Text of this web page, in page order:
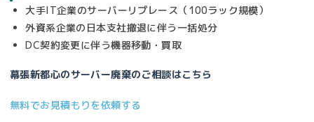
大手IT企業のサーバーリプレース（100ラック規模）
外資系企業の日本支社撤退に伴う一括処分
DC契約変更に伴う機器移動・買取
幕張新都心のサーバー廃棄のご相談はこちら
無料でお見積もりを依頼する